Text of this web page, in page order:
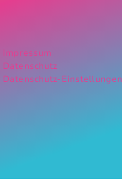
Impressum
Datenschutz
Datenschutz-Einstellungen